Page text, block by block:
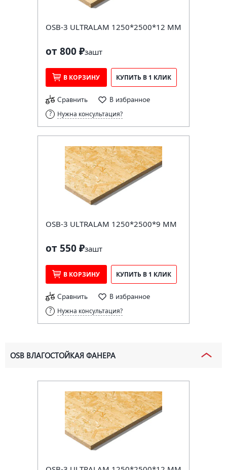
OSB-3 ULTRALAM 1250*2500*12 ММ
от 800 ₽зашт
В КОРЗИНУ КУПИТЬ В 1 КЛИК
Сравнить В избранное
Нужна консультация?
OSB-3 ULTRALAM 1250*2500*9 ММ
от 550 ₽зашт
В КОРЗИНУ КУПИТЬ В 1 КЛИК
Сравнить В избранное
Нужна консультация?
OSB ВЛАГОСТОЙКАЯ ФАНЕРА